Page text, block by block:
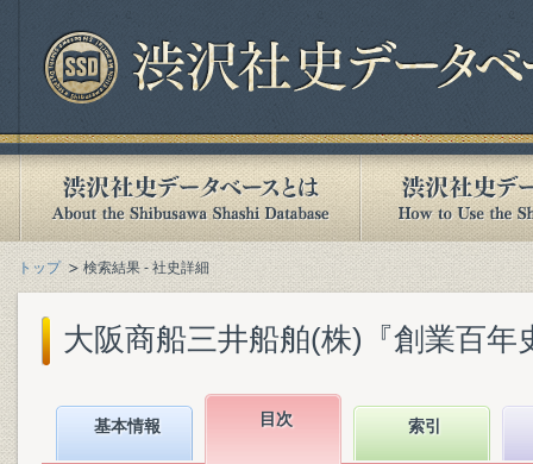
トップ 検索結果 - 社史詳細
大阪商船三井船舶(株)『創業百年
基本情報 目次 索引